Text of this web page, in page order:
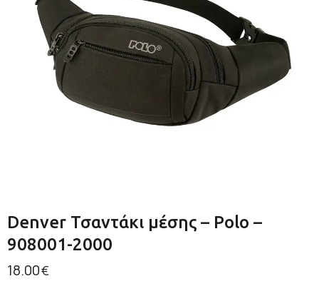
Denver Τσαντάκι μέσης – Polo –
908001-2000
18.00€